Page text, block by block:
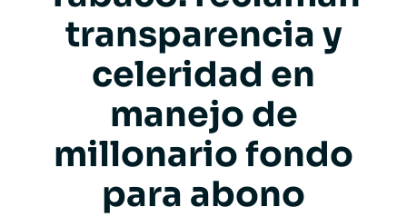
transparencia y
celeridad en
manejo de
millonario fondo
para abono